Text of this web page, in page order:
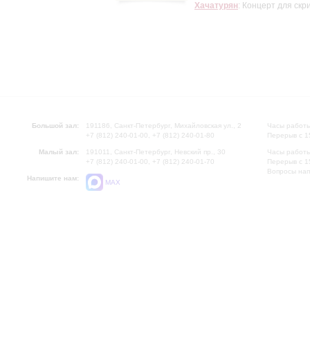
Хачатурян: Концерт для
Большой зал:
191186, Санкт-Петербург, Михайловская ул., 2
+7 (812) 240-01-00, +7 (812) 240-01-80
Малый зал:
191011, Санкт-Петербург, Невский пр., 30
+7 (812) 240-01-00, +7 (812) 240-01-70
Напишите нам:
MAX
Часы
Перерыв с
Часы
Перерыв с
Вопросы